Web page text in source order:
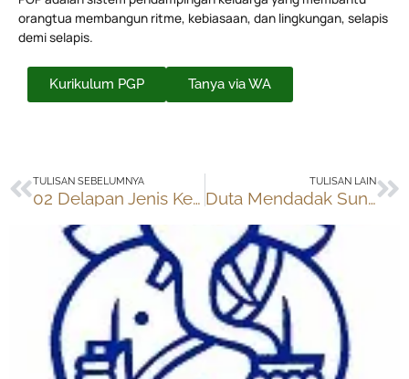
orangtua membangun ritme, kebiasaan, dan lingkungan, selapis
demi selapis.
Kurikulum PGP Tanya via WA
Prev
TULISAN SEBELUMNYA
02 Delapan Jenis Kecerdasan Anak
TULISAN LAIN
Duta Mendadak Sunat di Rumah Sunatan